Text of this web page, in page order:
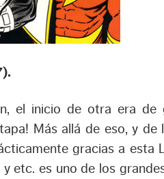
el inicio de otra era
Más allá de eso, y
gracias a esta
etc. es uno de los